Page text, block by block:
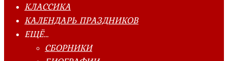
КЛАССИКА
КАЛЕНДАРЬ ПРАЗДНИКОВ
ЕЩЁ…
СБОРНИКИ